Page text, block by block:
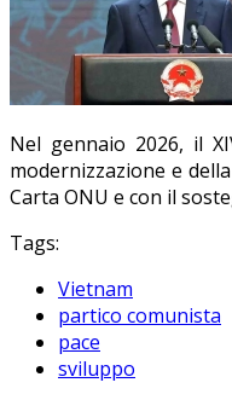
Nel gennaio 2026, il
modernizzazione e
Carta ONU e con il
Tags:
Vietnam
partico comunista
pace
sviluppo